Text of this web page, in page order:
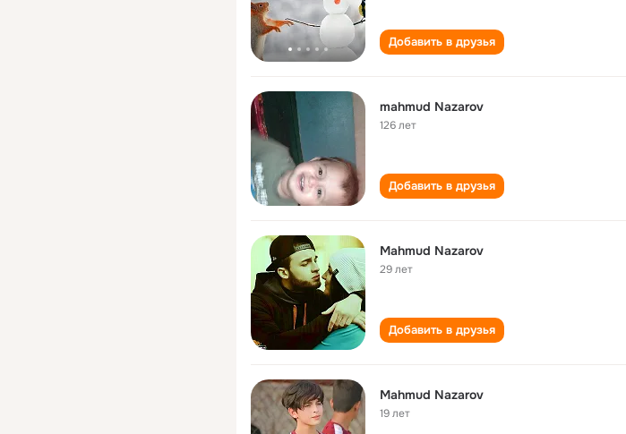
Добавить в друзья
mahmud Nazarov
126 лет
Добавить в друзья
Mahmud Nazarov
29 лет
Добавить в друзья
Mahmud Nazarov
19 лет